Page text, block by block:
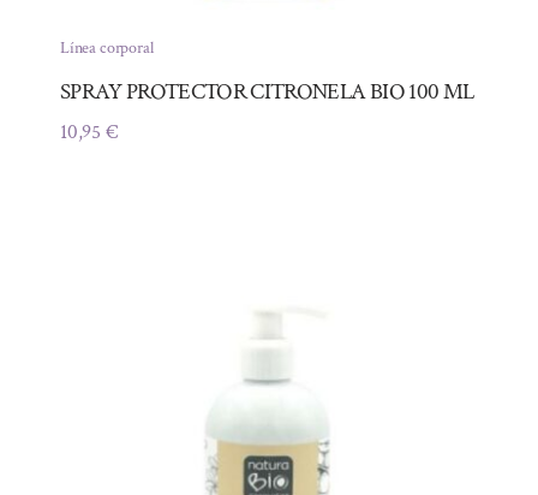
Línea corporal
SPRAY PROTECTOR CITRONELA BIO 100 ML
10,95 €